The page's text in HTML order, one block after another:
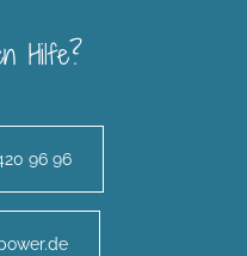
Hilfe?
96 96